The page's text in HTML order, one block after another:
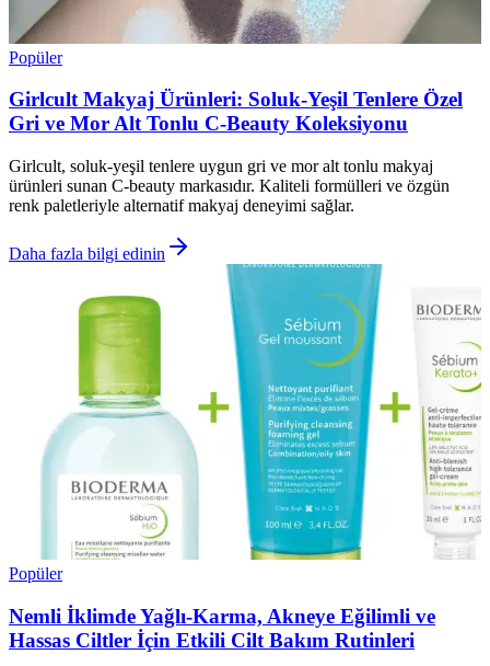
Popüler
Girlcult Makyaj Ürünleri: Soluk-Yeşil Tenlere Özel
Gri ve Mor Alt Tonlu C-Beauty Koleksiyonu
Girlcult, soluk-yeşil tenlere uygun gri ve mor alt tonlu makyaj
ürünleri sunan C-beauty markasıdır. Kaliteli formülleri ve özgün
renk paletleriyle alternatif makyaj deneyimi sağlar.
Daha fazla bilgi edinin
Popüler
Nemli İklimde Yağlı-Karma, Akneye Eğilimli ve
Hassas Ciltler İçin Etkili Cilt Bakım Rutinleri